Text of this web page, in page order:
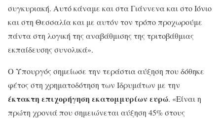
συγκυριακή. Αυτό κάναμε και στα Γιάννενα και στο Ιόνιο
και στη Θεσσαλία και με αυτόν τον τρόπο προχωρούμε
πάντα στη λογική της αναβάθμισης της τριτοβάθμιας
εκπαίδευσης συνολικά».
Ο Υπουργός σημείωσε την τεράστια αύξηση που δόθηκε
φέτος στη χρηματοδότηση των Ιδρυμάτων με την
έκτακτη επιχορήγηση εκατομμυρίων ευρώ. «Είναι η
πρώτη χρονιά που σημειώνεται αύξηση 45% στους